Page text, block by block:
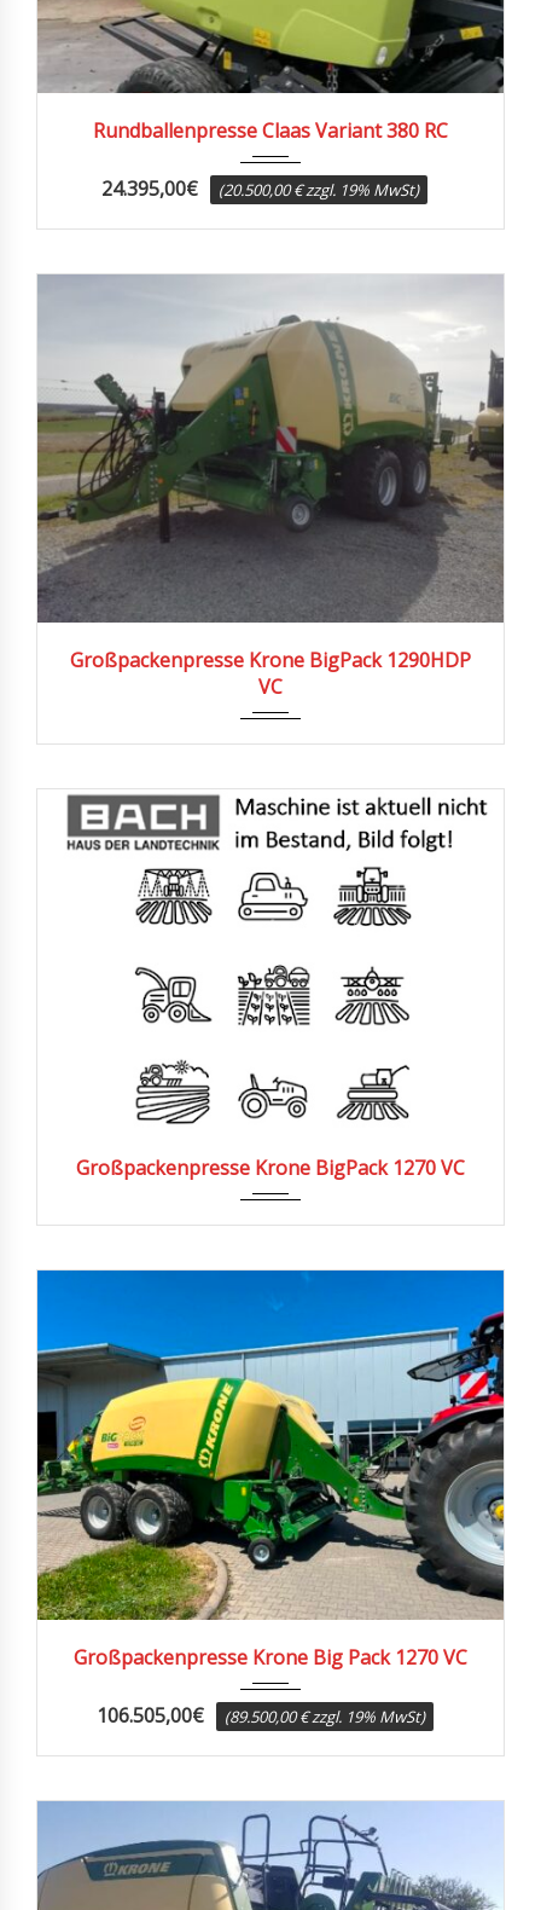
Rundballenpresse Claas Variant 380 RC
24.395,00€ (20.500,00 € zzgl. 19% MwSt)
Großpackenpresse Krone BigPack 1290HDP
VC
Großpackenpresse Krone BigPack 1270 VC
Großpackenpresse Krone Big Pack 1270 VC
106.505,00€ (89.500,00 € zzgl. 19% MwSt)